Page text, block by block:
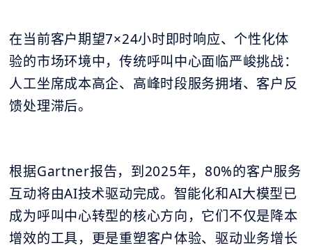
在当前客户期望7×24小时即时响应、个性化体
验的市场环境中，传统呼叫中心面临严峻挑战：
人工坐席成本高企、高峰时段服务拥堵、客户反
馈处理滞后。
根据Gartner报告，到2025年，80%的客户服务
互动将由AI技术驱动完成。智能化和AI大模型已
成为呼叫中心转型的核心方向，它们不仅是降本
增效的工具，更是重塑客户体验、驱动业务增长